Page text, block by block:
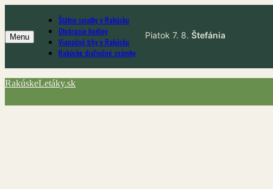
content
Menu
Štátne sviatky v Rakúsku
Otváracie hodiny
Vianočné trhy v Rakúsku
Rakúske diaľničné známky
RakúskeLetáky.sk